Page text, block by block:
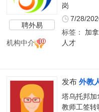
聘外易
机构中介
岗
7/28/
标签： 加
人才
发布 外教
塔乌托邦加
教师工签